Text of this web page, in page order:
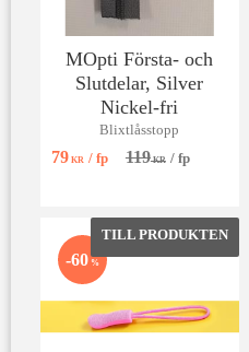
MOpti Första- och
Slutdelar, Silver
Nickel-fri
Blixtlåsstopp
79KR / fp 119KR / fp
60 %